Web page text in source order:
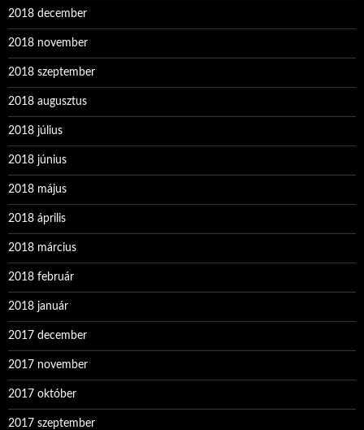
2018 december
2018 november
2018 szeptember
2018 augusztus
2018 július
2018 június
2018 május
2018 április
2018 március
2018 február
2018 január
2017 december
2017 november
2017 október
2017 szeptember